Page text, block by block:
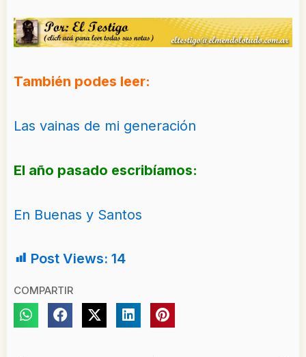
También podes leer:
Las vainas de mi generación
El año pasado escribíamos:
En Buenas y Santos
Post Views: 14
COMPARTIR